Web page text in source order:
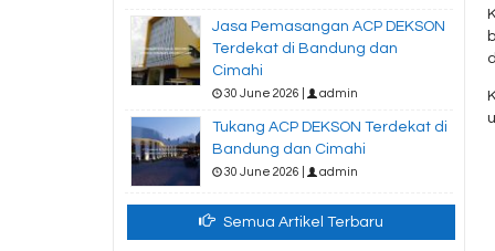
Jasa Pemasangan ACP DEKSON
Terdekat di Bandung dan
Cimahi
30 June 2026 | admin
Tukang ACP DEKSON Terdekat di
Bandung dan Cimahi
30 June 2026 | admin
Semua Artikel Terbaru